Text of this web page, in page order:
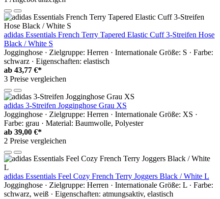
adidas Essentials French Terry Tapered Elastic Cuff 3-Streifen Hose
Black / White S
Jogginghose · Zielgruppe: Herren · Internationale Größe: S · Farbe:
schwarz · Eigenschaften: elastisch
ab 43,77 €*
3 Preise vergleichen
adidas 3-Streifen Jogginghose Grau XS
Jogginghose · Zielgruppe: Herren · Internationale Größe: XS ·
Farbe: grau · Material: Baumwolle, Polyester
ab 39,00 €*
2 Preise vergleichen
adidas Essentials Feel Cozy French Terry Joggers Black / White L
Jogginghose · Zielgruppe: Herren · Internationale Größe: L · Farbe:
schwarz, weiß · Eigenschaften: atmungsaktiv, elastisch